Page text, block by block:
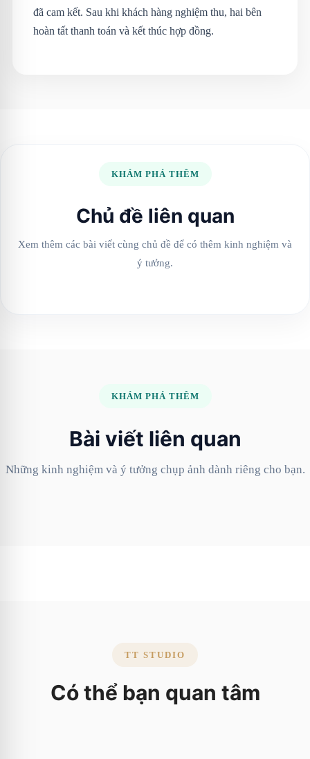
đã cam kết. Sau khi khách hàng nghiệm thu, hai bên
hoàn tất thanh toán và kết thúc hợp đồng.
KHÁM PHÁ THÊM
Chủ đề liên quan
Xem thêm các bài viết cùng chủ đề để có thêm kinh nghiệm và
ý tưởng.
KHÁM PHÁ THÊM
Bài viết liên quan
Những kinh nghiệm và ý tưởng chụp ảnh dành riêng cho bạn.
TT STUDIO
Có thể bạn quan tâm